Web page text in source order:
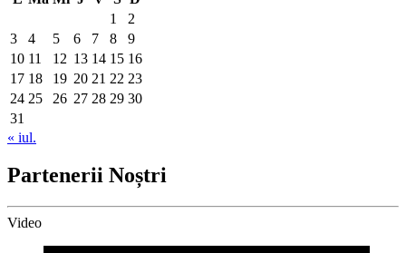
1
2
3
4 5 6 7 8
9
10 11 12 13 14 15 16
17 18 19 20 21 22 23
24 25 26 27 28 29 30
31
« iul.
Partenerii Noștri
Video